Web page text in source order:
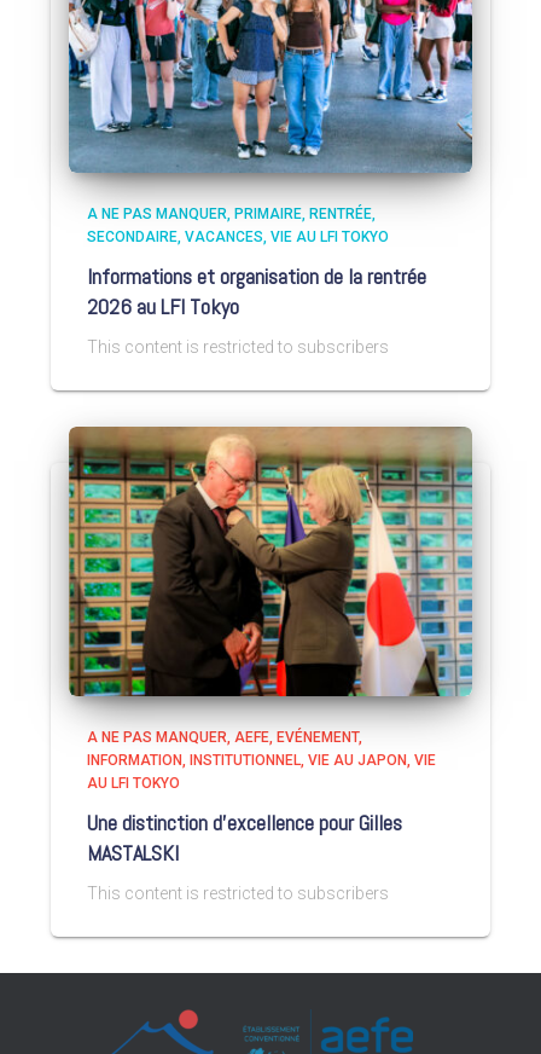
A NE PAS MANQUER PRIMAIRE RENTRÉE
SECONDAIRE VACANCES VIE AU LFI TOKYO
Informations et organisation de la rentrée
2026 au LFI Tokyo
This content is restricted to subscribers
A NE PAS MANQUER AEFE EVÉNEMENT
INFORMATION
INSTITUTIONNEL VIE AU JAPON VIE
AU LFI TOKYO
Une distinction d’excellence pour Gilles
MASTALSKI
This content is restricted to subscribers